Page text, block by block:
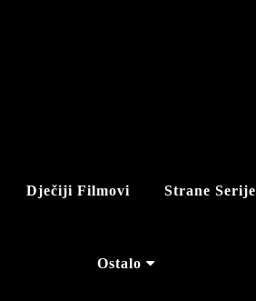
Dječiji Filmovi Strane Serije
Ostalo